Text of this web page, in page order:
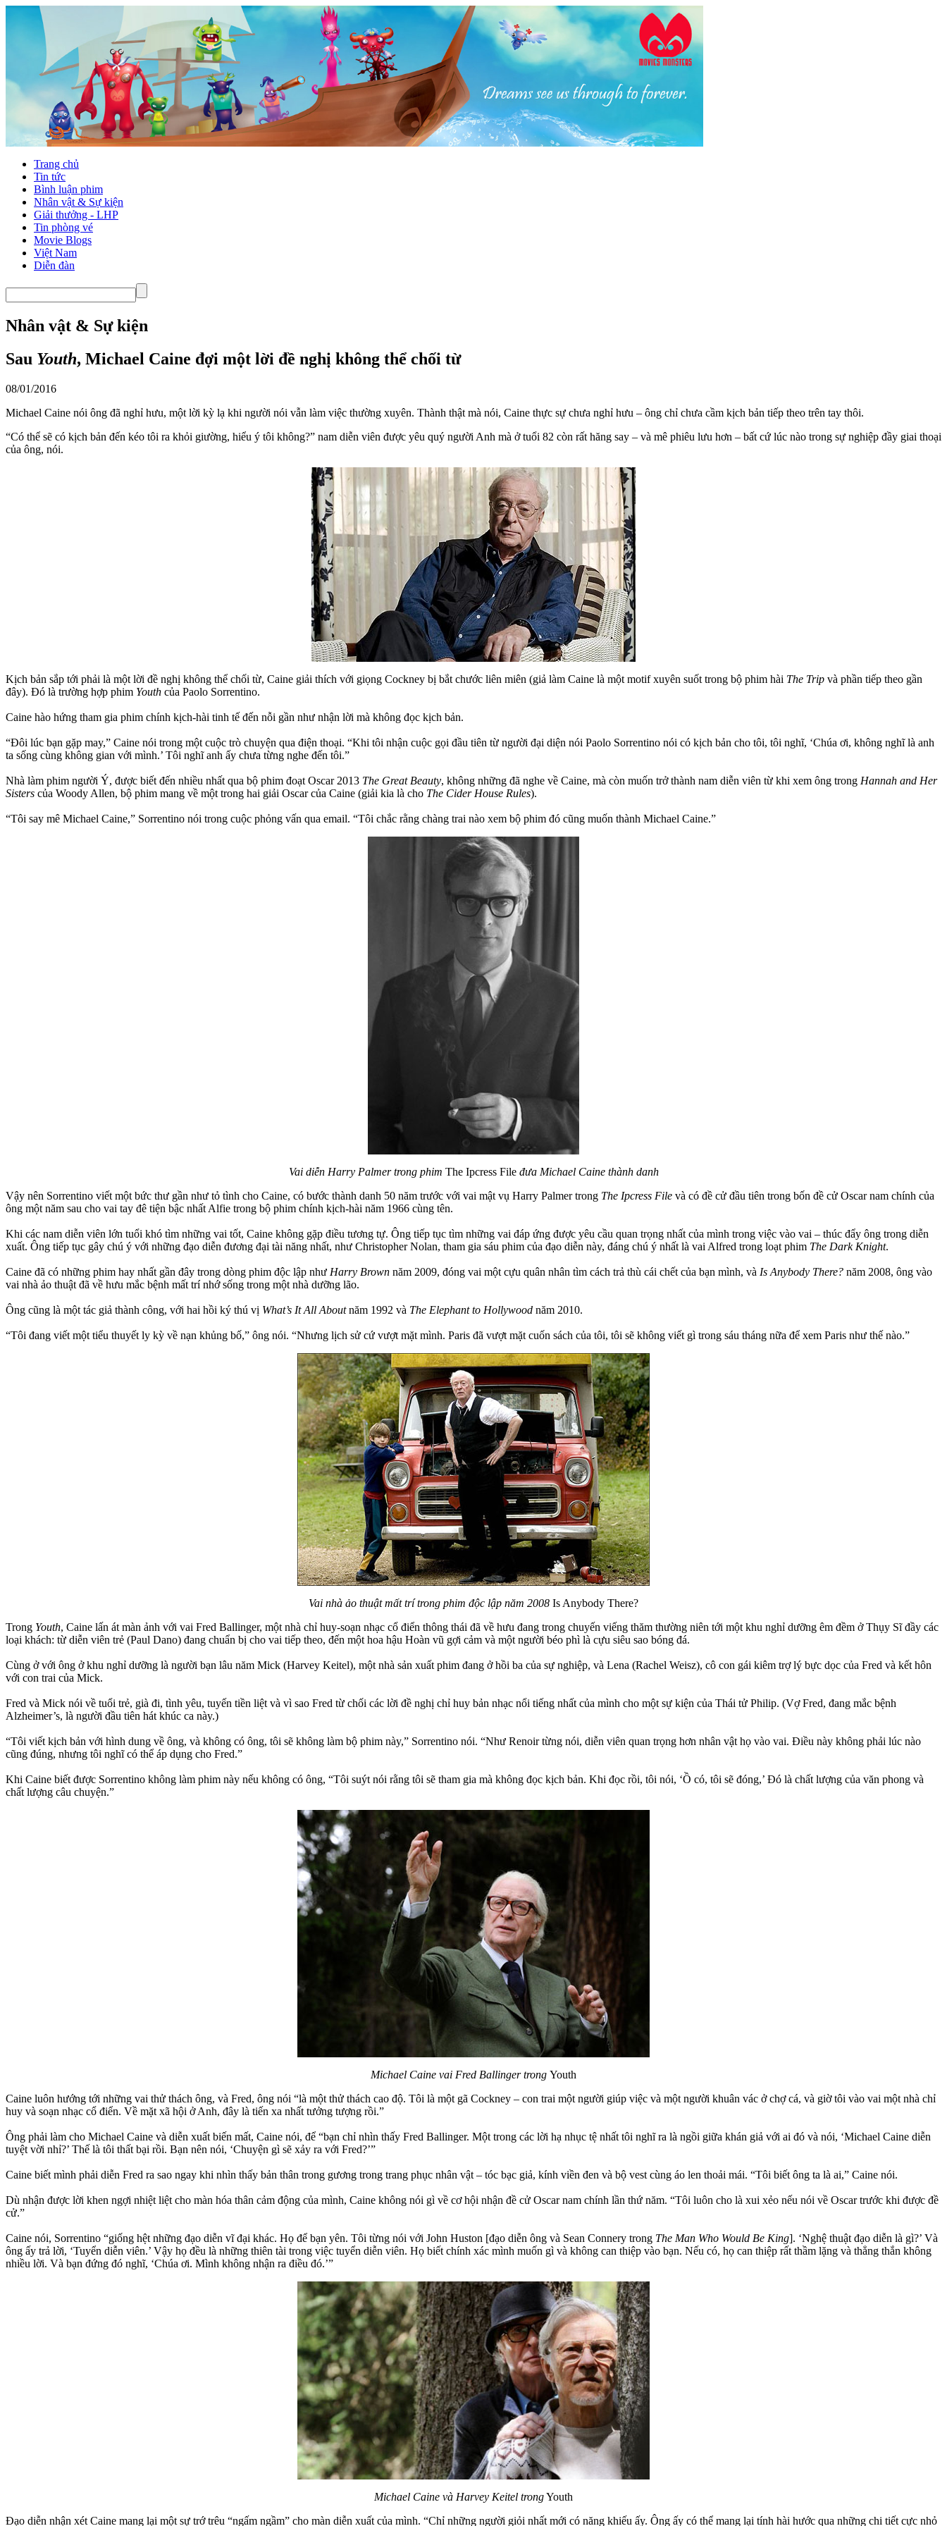
Trang chủ
Tin tức
Bình luận phim
Nhân vật & Sự kiện
Giải thưởng - LHP
Tin phòng vé
Movie Blogs
Việt Nam
Diễn đàn
Nhân vật & Sự kiện
Sau Youth, Michael Caine đợi một lời đề nghị không thể chối từ
08/01/2016
Michael Caine nói ông đã nghỉ hưu, một lời kỳ lạ khi người nói vẫn làm việc thường xuyên. Thành thật mà nói, Caine thực sự chưa nghỉ hưu – ông chỉ chưa cầm kịch bản tiếp theo trên tay thôi.
“Có thể sẽ có kịch bản đến kéo tôi ra khỏi giường, hiểu ý tôi không?” nam diễn viên được yêu quý người Anh mà ở tuổi 82 còn rất hăng say – và mê phiêu lưu hơn – bất cứ lúc nào trong sự nghiệp đầy giai thoại
của ông, nói.
Kịch bản sắp tới phải là một lời đề nghị không thể chối từ, Caine giải thích với giọng Cockney bị bắt chước liên miên (giả làm Caine là một motif xuyên suốt trong bộ phim hài The Trip và phần tiếp theo gần
đây). Đó là trường hợp phim Youth của Paolo Sorrentino.
Caine hào hứng tham gia phim chính kịch-hài tinh tế đến nỗi gần như nhận lời mà không đọc kịch bản.
“Đôi lúc bạn gặp may,” Caine nói trong một cuộc trò chuyện qua điện thoại. “Khi tôi nhận cuộc gọi đầu tiên từ người đại diện nói Paolo Sorrentino nói có kịch bản cho tôi, tôi nghĩ, ‘Chúa ơi, không nghĩ là anh
ta sống cùng không gian với mình.’ Tôi nghĩ anh ấy chưa từng nghe đến tôi.”
Nhà làm phim người Ý, được biết đến nhiều nhất qua bộ phim đoạt Oscar 2013 The Great Beauty, không những đã nghe về Caine, mà còn muốn trở thành nam diễn viên từ khi xem ông trong Hannah and Her
Sisters của Woody Allen, bộ phim mang về một trong hai giải Oscar của Caine (giải kia là cho The Cider House Rules).
“Tôi say mê Michael Caine,” Sorrentino nói trong cuộc phỏng vấn qua email. “Tôi chắc rằng chàng trai nào xem bộ phim đó cũng muốn thành Michael Caine.”
Vai diễn Harry Palmer trong phim The Ipcress File đưa Michael Caine thành danh
Vậy nên Sorrentino viết một bức thư gần như tỏ tình cho Caine, có bước thành danh 50 năm trước với vai mật vụ Harry Palmer trong The Ipcress File và có đề cử đầu tiên trong bốn đề cử Oscar nam chính của
ông một năm sau cho vai tay đê tiện bậc nhất Alfie trong bộ phim chính kịch-hài năm 1966 cùng tên.
Khi các nam diễn viên lớn tuổi khó tìm những vai tốt, Caine không gặp điều tương tự. Ông tiếp tục tìm những vai đáp ứng được yêu cầu quan trọng nhất của mình trong việc vào vai – thúc đẩy ông trong diễn
xuất. Ông tiếp tục gây chú ý với những đạo diễn đương đại tài năng nhất, như Christopher Nolan, tham gia sáu phim của đạo diễn này, đáng chú ý nhất là vai Alfred trong loạt phim The Dark Knight.
Caine đã có những phim hay nhất gần đây trong dòng phim độc lập như Harry Brown năm 2009, đóng vai một cựu quân nhân tìm cách trả thù cái chết của bạn mình, và Is Anybody There? năm 2008, ông vào
vai nhà ảo thuật đã về hưu mắc bệnh mất trí nhớ sống trong một nhà dưỡng lão.
Ông cũng là một tác giả thành công, với hai hồi ký thú vị What’s It All Aboutnăm 1992 và The Elephant to Hollywood năm 2010.
“Tôi đang viết một tiểu thuyết ly kỳ về nạn khủng bố,” ông nói. “Nhưng lịch sử cứ vượt mặt mình. Paris đã vượt mặt cuốn sách của tôi, tôi sẽ không viết gì trong sáu tháng nữa để xem Paris như thế nào.”
Vai nhà ảo thuật mất trí trong phim độc lập năm 2008 Is Anybody There?
Trong Youth, Caine lấn át màn ảnh với vai Fred Ballinger, một nhà chỉ huy-soạn nhạc cổ điển thông thái đã về hưu đang trong chuyến viếng thăm thường niên tới một khu nghỉ dưỡng êm đềm ở Thụy Sĩ đầy các
loại khách: từ diễn viên trẻ (Paul Dano) đang chuẩn bị cho vai tiếp theo, đến một hoa hậu Hoàn vũ gợi cảm và một người béo phì là cựu siêu sao bóng đá.
Cùng ở với ông ở khu nghỉ dưỡng là người bạn lâu năm Mick (Harvey Keitel), một nhà sản xuất phim đang ở hồi ba của sự nghiệp, và Lena (Rachel Weisz), cô con gái kiêm trợ lý bực dọc của Fred và kết hôn
với con trai của Mick.
Fred và Mick nói về tuổi trẻ, già đi, tình yêu, tuyến tiền liệt và vì sao Fred từ chối các lời đề nghị chỉ huy bản nhạc nổi tiếng nhất của mình cho một sự kiện của Thái tử Philip. (Vợ Fred, đang mắc bệnh
Alzheimer’s, là người đầu tiên hát khúc ca này.)
“Tôi viết kịch bản với hình dung về ông, và không có ông, tôi sẽ không làm bộ phim này,” Sorrentino nói. “Như Renoir từng nói, diễn viên quan trọng hơn nhân vật họ vào vai. Điều này không phải lúc nào
cũng đúng, nhưng tôi nghĩ có thể áp dụng cho Fred.”
Khi Caine biết được Sorrentino không làm phim này nếu không có ông, “Tôi suýt nói rằng tôi sẽ tham gia mà không đọc kịch bản. Khi đọc rồi, tôi nói, ‘Ồ có, tôi sẽ đóng,’ Đó là chất lượng của văn phong và
chất lượng câu chuyện.”
Michael Caine vai Fred Ballinger trong Youth
Caine luôn hướng tới những vai thử thách ông, và Fred, ông nói “là một thử thách cao độ. Tôi là một gã Cockney – con trai một người giúp việc và một người khuân vác ở chợ cá, và giờ tôi vào vai một nhà chỉ
huy và soạn nhạc cổ điển. Về mặt xã hội ở Anh, đây là tiến xa nhất tưởng tượng rồi.”
Ông phải làm cho Michael Caine và diễn xuất biến mất, Caine nói, để “bạn chỉ nhìn thấy Fred Ballinger. Một trong các lời hạ nhục tệ nhất tôi nghĩ ra là ngồi giữa khán giả với ai đó và nói, ‘Michael Caine diễn
tuyệt vời nhỉ?’ Thế là tôi thất bại rồi. Bạn nên nói, ‘Chuyện gì sẽ xảy ra với Fred?’”
Caine biết mình phải diễn Fred ra sao ngay khi nhìn thấy bản thân trong gương trong trang phục nhân vật – tóc bạc giả, kính viền đen và bộ vest cùng áo len thoải mái. “Tôi biết ông ta là ai,” Caine nói.
Dù nhận được lời khen ngợi nhiệt liệt cho màn hóa thân cảm động của mình, Caine không nói gì về cơ hội nhận đề cử Oscar nam chính lần thứ năm. “Tôi luôn cho là xui xẻo nếu nói về Oscar trước khi được đề
cử.”
Caine nói, Sorrentino “giống hệt những đạo diễn vĩ đại khác. Họ để bạn yên. Tôi từng nói với John Huston [đạo diễn ông và Sean Connery trong The Man Who Would Be King]. ‘Nghệ thuật đạo diễn là gì?’ Và
ông ấy trả lời, ‘Tuyển diễn viên.’ Vậy họ đều là những thiên tài trong việc tuyển diễn viên. Họ biết chính xác mình muốn gì và không can thiệp vào bạn. Nếu có, họ can thiệp rất thầm lặng và thẳng thắn không
nhiều lời. Và bạn đứng đó nghĩ, ‘Chúa ơi. Mình không nhận ra điều đó.’”
Michael Caine và Harvey Keitel trongYouth
Đạo diễn nhận xét Caine mang lại một sự trớ trêu “ngấm ngầm” cho màn diễn xuất của mình. “Chỉ những người giỏi nhất mới có năng khiếu ấy. Ông ấy có thể mang lại tính hài hước qua những chi tiết cực nhỏ